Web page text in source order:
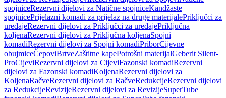
spojniceRezervni dijelovi za Natične spojniceKandžaste
spojnicePrijelazni komadi za prijelaz na druge materijalePriključci za
uređajeRezervni dijelovi za Priključci za uređajePriključna
koljenaRezervni dijelovi za Priključna koljenaSpojni
komadiRezervni dijelovi za Spojni komadiPriborCijevne
obujmiceČepoviBrtveZaštitne kapePotrošni materijalGeberit Silent-
ProCijeviRezervni dijelovi za CijeviFazonski komadiRezervni
dijelovi za Fazonski komadiKoljenaRezervni dijelovi za
KoljenaRačveRezervni dijelovi za RačveRedukcijeRezervni dijelovi
za RedukcijeRevizijeRezervni dijelovi za RevizijeSuperTube